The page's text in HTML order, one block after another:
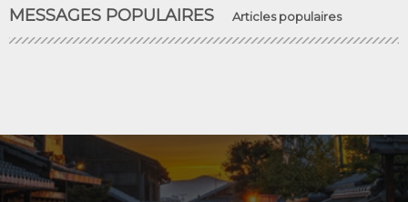
MESSAGES POPULAIRES Articles populaires